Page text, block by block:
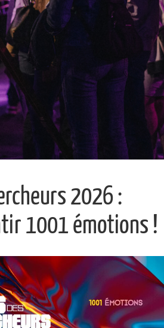
2026 :
1001 émotions !